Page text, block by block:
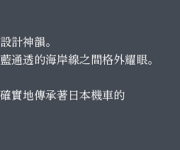
計神韻。
通透的海岸線之間格外耀眼。
實地傳承著日本機車的